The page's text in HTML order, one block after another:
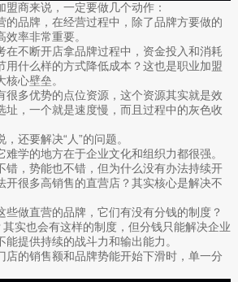
商来说，一定要做几个动作：
品牌，在经营过程中，除了品牌方要做的
率非常重要。
不断开店拿品牌过程中，资金投入和消耗
用什么样的方式降低成本？这也是职业加盟
心壁垒。
多优势的点位资源，这个资源其实就是效
址，一个就是速度慢，而且过程中的灰色收
要解决“人”的问题。
学的地方在于企业文化和组织力都很强。
错，势能也不错，但为什么没有办法持续开
开很多高销售的直营店？其实核心是解决不
做直营的品牌，它们有没有分钱的制度？
实也会有这样的制度，但分钱只能解决企业
提供持续的战斗力和输出能力。
的销售额和品牌势能开始下滑时，单一分